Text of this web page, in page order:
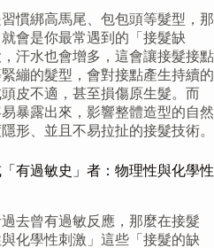
慣綁高馬尾、包包頭等髮型，那
會是你最常遇到的「接髮缺
汗水也會增多，這會讓接髮接點
繃的髮型，會對接點產生持續的
皮不適，甚至損傷原生髮。而
暴露出來，影響整體造型的自然
形、並且不易拉扯的接髮技術。
有過敏史」者：物理性與化學性
去曾有過敏反應，那麼在接髮
化學性刺激」這些「接髮的缺